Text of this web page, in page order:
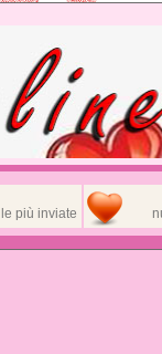
le più inviate